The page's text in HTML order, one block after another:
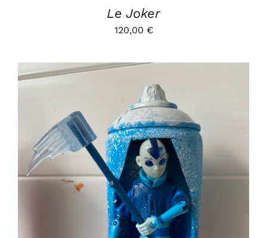
Le Joker
120,00 €
AJOUTER AU PANIER
/